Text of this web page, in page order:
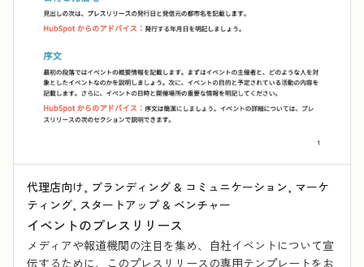
代理店向け, ブランディング & コミュニケーション, マーケ
ティング, スタートアップ & ベンチャー
イベントのプレスリリース
メディアや報道機関の注目を集め、自社イベントについて宣
伝するために、このプレスリリースの専用テンプレートをお